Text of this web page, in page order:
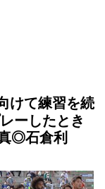
けて練習を続
ーしたとき
◎石倉利